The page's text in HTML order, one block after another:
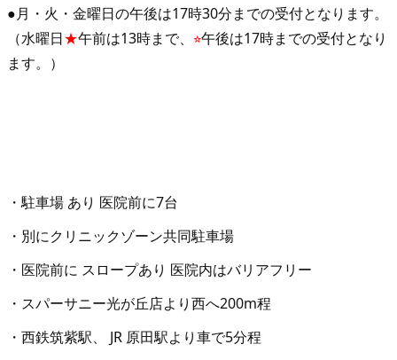
●月・火・金曜日の午後は17時30分までの受付となります。
（水曜日★午前は13時まで、 ⭐︎午後は17時までの受付となり
ます。）
・駐車場 あり 医院前に7台
・別にクリニックゾーン共同駐車場
・医院前に スロープあり 医院内はバリアフリー
・スパーサニー光が丘店より西へ200m程
・西鉄筑紫駅、 JR 原田駅より車で5分程